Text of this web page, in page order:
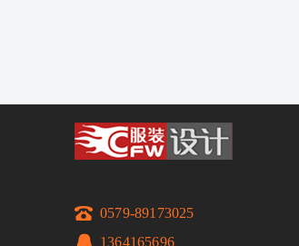
0579-89173025
1364165696